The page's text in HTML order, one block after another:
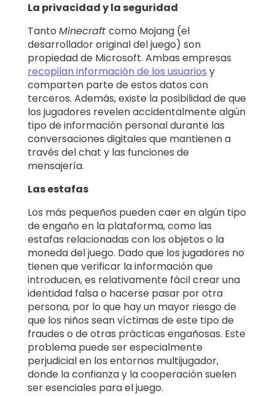
La privacidad y la seguridad
Tanto Minecraft como Mojang (el
desarrollador original del juego) son
propiedad de Microsoft. Ambas empresas
recopilan información de los usuarios y
comparten parte de estos datos con
terceros. Además, existe la posibilidad de que
los jugadores revelen accidentalmente algún
tipo de información personal durante las
conversaciones digitales que mantienen a
través del chat y las funciones de
mensajería.
Las estafas
Los más pequeños pueden caer en algún tipo
de engaño en la plataforma, como las
estafas relacionadas con los objetos o la
moneda del juego. Dado que los jugadores no
tienen que verificar la información que
introducen, es relativamente fácil crear una
identidad falsa o hacerse pasar por otra
persona, por lo que hay un mayor riesgo de
que los niños sean víctimas de este tipo de
fraudes o de otras prácticas engañosas. Este
problema puede ser especialmente
perjudicial en los entornos multijugador,
donde la confianza y la cooperación suelen
ser esenciales para el juego.